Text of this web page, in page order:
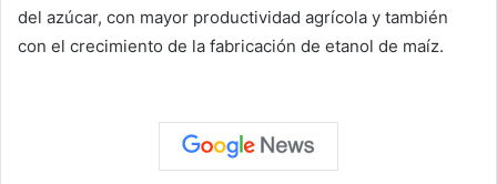
del azúcar, con mayor productividad agrícola y también
con el crecimiento de la fabricación de etanol de maíz.